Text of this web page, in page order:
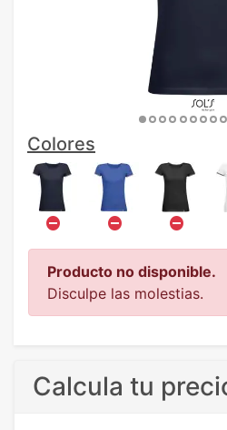
Colores
Producto no disponible.
Disculpe las molestias.
Calcula tu